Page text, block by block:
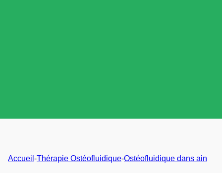
Accueil -Thérapie Ostéofluidique-Ostéofluidique dans ain